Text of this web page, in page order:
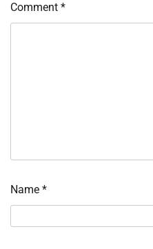
Comment *
Name *